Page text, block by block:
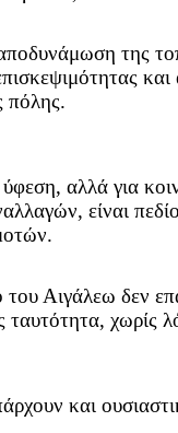
της
πόλης.
αλλά για
είναι
Αιγάλεω δεν
ταυτότητα, χωρίς
και